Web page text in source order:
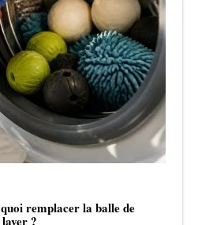
remplacer la balle de
?